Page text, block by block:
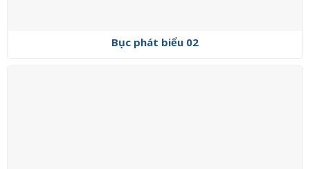
Bục phát biểu 02